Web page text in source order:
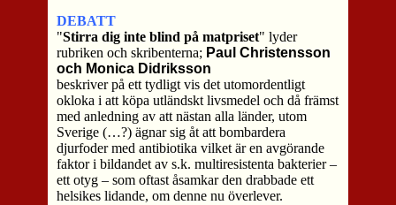
DEBATT
"Stirra dig inte blind på matpriset" lyder
rubriken och skribenterna; Paul Christensson
och Monica Didriksson
beskriver på ett tydligt vis det utomordentligt
okloka i att köpa utländskt livsmedel och då främst
med anledning av att nästan alla länder, utom
Sverige (…?) ägnar sig åt att bombardera
djurfoder med antibiotika vilket är en avgörande
faktor i bildandet av s.k. multiresistenta bakterier –
ett otyg – som oftast åsamkar den drabbade ett
helsikes lidande, om denne nu överlever.